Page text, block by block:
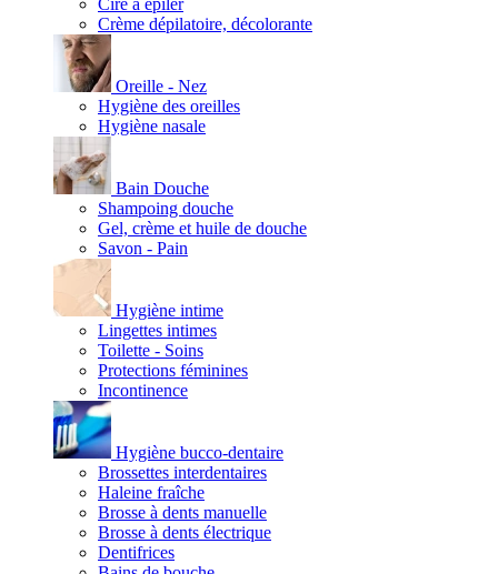
Cire à épiler
Crème dépilatoire, décolorante
Oreille - Nez
Hygiène des oreilles
Hygiène nasale
Bain Douche
Shampoing douche
Gel, crème et huile de douche
Savon - Pain
Hygiène intime
Lingettes intimes
Toilette - Soins
Protections féminines
Incontinence
Hygiène bucco-dentaire
Brossettes interdentaires
Haleine fraîche
Brosse à dents manuelle
Brosse à dents électrique
Dentifrices